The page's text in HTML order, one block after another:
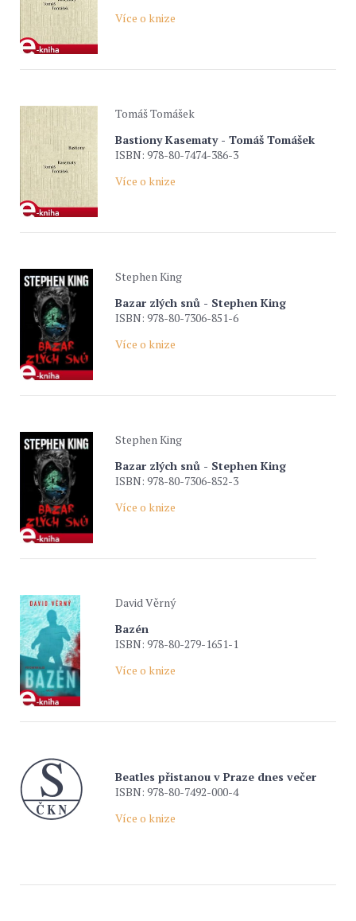
Více o knize
Tomáš Tomášek
Bastiony Kasematy - Tomáš Tomášek
ISBN: 978-80-7474-386-3
Více o knize
Stephen King
Bazar zlých snů - Stephen King
ISBN: 978-80-7306-851-6
Více o knize
Stephen King
Bazar zlých snů - Stephen King
ISBN: 978-80-7306-852-3
Více o knize
David Věrný
Bazén
ISBN: 978-80-279-1651-1
Více o knize
Beatles přistanou v Praze dnes večer
ISBN: 978-80-7492-000-4
Více o knize